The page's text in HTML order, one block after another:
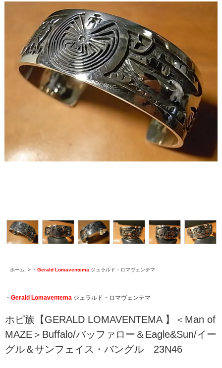
ホーム > ・ Gerald Lomaventema ジェラルド・ロマヴェンテマ
・ Gerald Lomaventema ジェラルド・ロマヴェンテマ
ホピ族【GERALD LOMAVENTEMA 】＜Man of
MAZE＞Buffalo/バッファロー＆Eagle&Sun/イー
グル＆サンフェイス・バングル 23N46